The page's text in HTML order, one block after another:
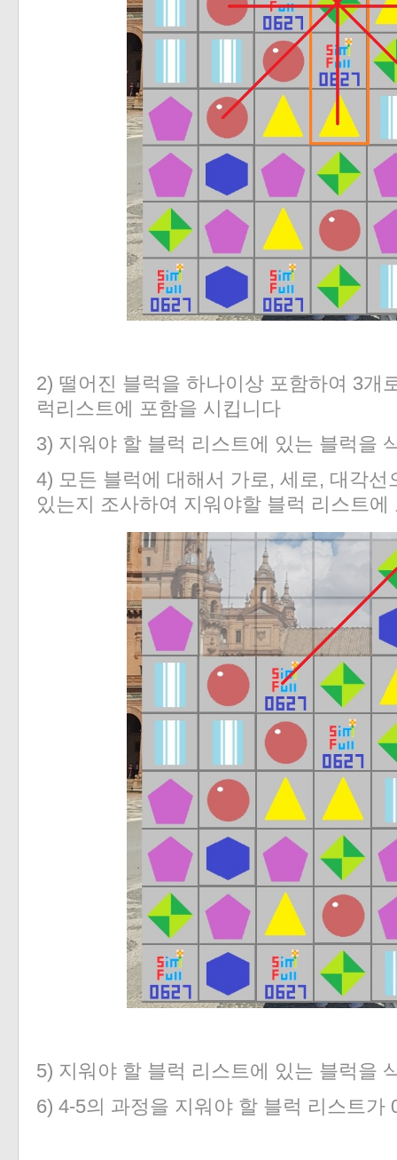
2) 떨어진 블럭을 하나이상 포함하여 3개
럭리스트에 포함을 시킵니다
3) 지워야 할 블럭 리스트에 있는 블럭을
4) 모든 블럭에 대해서 가로, 세로, 대각
있는지 조사하여 지워야할 블럭 리스트에
5) 지워야 할 블럭 리스트에 있는 블럭을
6) 4-5의 과정을 지워야 할 블럭 리스트가